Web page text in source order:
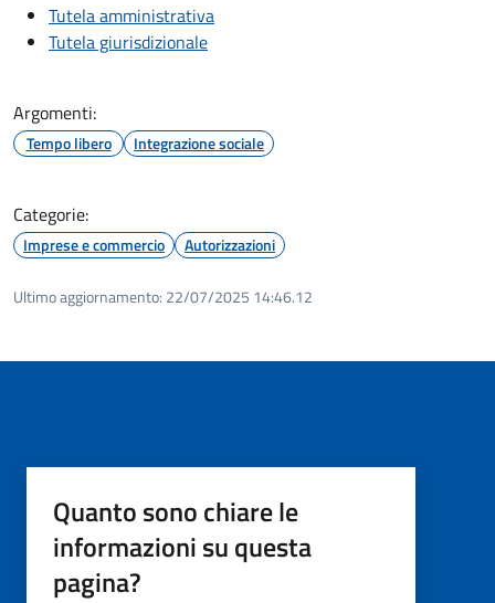
Tutela amministrativa
Tutela giurisdizionale
Argomenti:
Tempo libero Integrazione sociale
Categorie:
Imprese e commercio Autorizzazioni
Ultimo aggiornamento: 22/07/2025 14:46.12
Quanto sono chiare le
informazioni su questa
pagina?